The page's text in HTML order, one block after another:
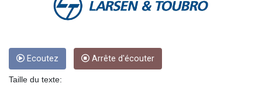
GBP 0.857708
GIP 0.857346
GMD 85.360325
Ecoutez Arrête d'écouter
Taille du texte: